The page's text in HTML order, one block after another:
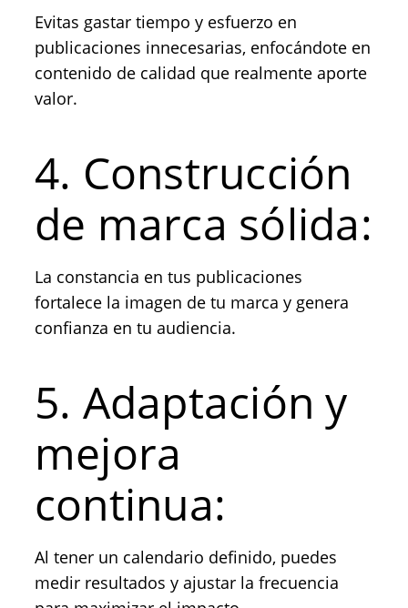
Evitas gastar tiempo y esfuerzo en
publicaciones innecesarias, enfocándote en
contenido de calidad que realmente aporte
valor.
4. Construcción
de marca sólida:
La constancia en tus publicaciones
fortalece la imagen de tu marca y genera
confianza en tu audiencia.
5. Adaptación y
mejora
continua:
Al tener un calendario definido, puedes
medir resultados y ajustar la frecuencia